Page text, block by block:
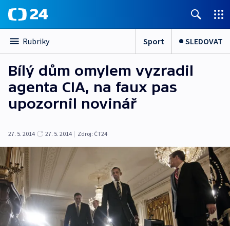
Rubriky Sport SLEDOVAT
Bílý dům omylem vyzradil
agenta CIA, na faux pas
upozornil novinář
27. 5. 2014 27. 5. 2014 | Zdroj: ČT24